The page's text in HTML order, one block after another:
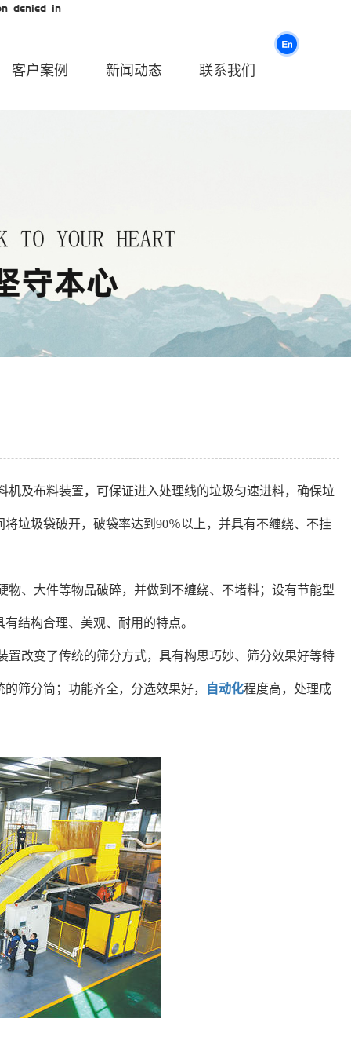
denied in
客户案例 新闻动态 联系我们
及布料装置，可保证进入处理线的垃圾匀速进料，确保垃
垃圾袋破开，破袋率达到90％以上，并具有不缠绕、不挂
。
、大件等物品破碎，并做到不缠绕、不堵料；设有节能型
置具有结构合理、美观、耐用的特点。
改变了传统的筛分方式，具有构思巧妙、筛分效果好等特
筛分筒；功能齐全，分选效果好， 自动化程度高，处理成